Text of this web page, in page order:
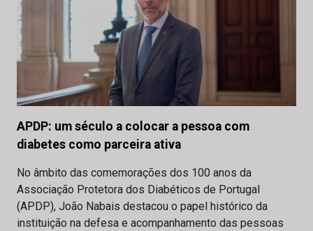
APDP: um século a colocar a pessoa com
diabetes como parceira ativa
No âmbito das comemorações dos 100 anos da
Associação Protetora dos Diabéticos de Portugal
(APDP), João Nabais destacou o papel histórico da
instituição na defesa e acompanhamento das pessoas